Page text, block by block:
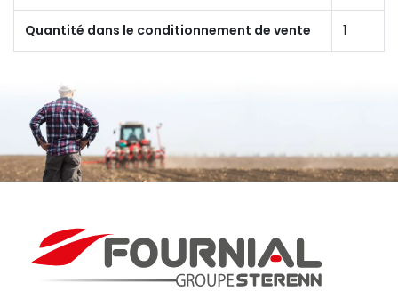
Quantité dans le conditionnement de vente 1